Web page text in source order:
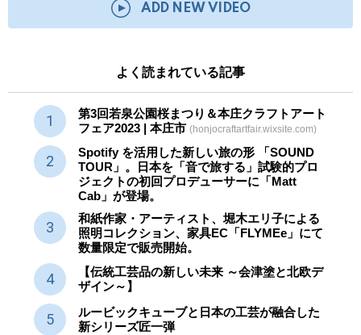
ADD NEW VIDEO
よく読まれている記事
第3回若泉公園桜まつり＆本庄クラフトアート
フェア2023 | 本庄市 (honjocraftartfair.wixsite.com)
Spotify を活用した新しい旅の形 「SOUND
TOUR」。日本を「音で旅する」試験的プロ
ジェクトの初回プロデューサーに「Matt
Cab」が登場。
和紙作家・アーティスト、堀木エリ子による
照明コレクション、家具EC「FLYMEe」にて
数量限定で販売開始。
【伝統工芸品の新しい未来 ～会津塗と北欧デ
ザイン～】
ルービックキューブと日本の工芸が融合した
新シリーズ匠一弾